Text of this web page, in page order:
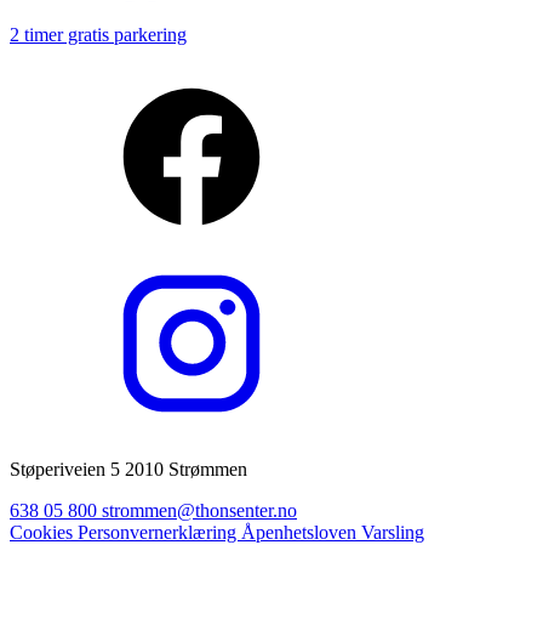
2 timer gratis parkering
Støperiveien 5 2010 Strømmen
638 05 800 strommen@thonsenter.no
Cookies Personvernerklæring Åpenhetsloven Varsling